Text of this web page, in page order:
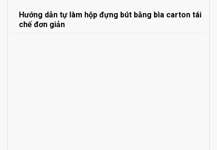
Hướng dẫn tự làm hộp đựng bút bằng bìa carton tái
chế đơn giản